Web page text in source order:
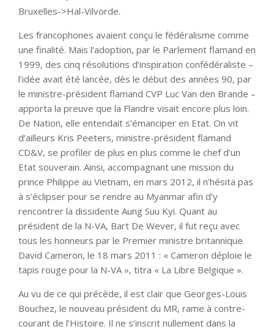
Bruxelles->Hal-Vilvorde.
Les francophones avaient conçu le fédéralisme comme
une finalité. Mais l’adoption, par le Parlement flamand en
1999, des cinq résolutions d’inspiration confédéraliste –
l’idée avait été lancée, dès le début des années 90, par
le ministre-président flamand CVP Luc Van den Brande –
apporta la preuve que la Flandre visait encore plus loin.
De Nation, elle entendait s’émanciper en Etat. On vit
d’ailleurs Kris Peeters, ministre-président flamand
CD&V, se profiler de plus en plus comme le chef d’un
Etat souverain. Ainsi, accompagnant une mission du
prince Philippe au Vietnam, en mars 2012, il n’hésita pas
à s’éclipser pour se rendre au Myanmar afin d’y
rencontrer la dissidente Aung Suu Kyi. Quant au
président de la N-VA, Bart De Wever, il fut reçu avec
tous les honneurs par le Premier ministre britannique
David Cameron, le 18 mars 2011 : « Cameron déploie le
tapis rouge pour la N-VA », titra « La Libre Belgique ».
Au vu de ce qui précède, il est clair que Georges-Louis
Bouchez, le nouveau président du MR, rame à contre-
courant de l’Histoire. Il ne s’inscrit nullement dans la